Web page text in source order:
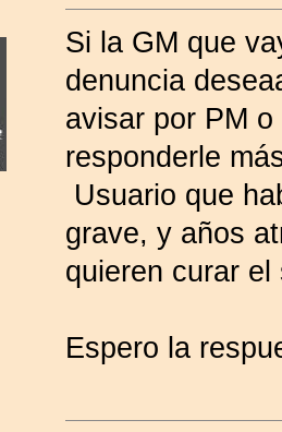
Si la GM que
denuncia
avisar por PM
responderle
Usuario que
grave, y años
quieren curar
Espero la